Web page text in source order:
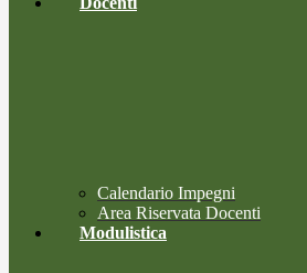
Calendario Impegni
Area Riservata Docenti
Modulistica